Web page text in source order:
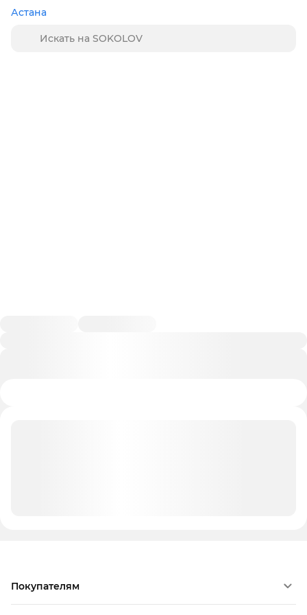
Астана
Покупателям